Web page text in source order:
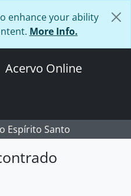
enhance your ability
More Info.
Acervo Online
Espírito Santo